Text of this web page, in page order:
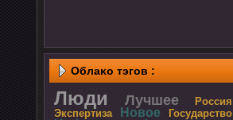
Облаκо тэгов :
Люди Лучшее
Россия
Экспертиза
Новое Государство